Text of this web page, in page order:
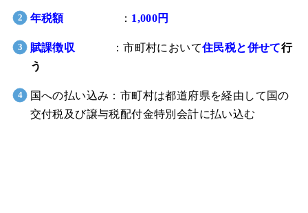
年税額： 1,000円
賦課徴収 ：市町村において住民税と併せて行
う
国への払い込み：市町村は都道府県を経由して国の
交付税及び譲与税配付金特別会計に払い込む